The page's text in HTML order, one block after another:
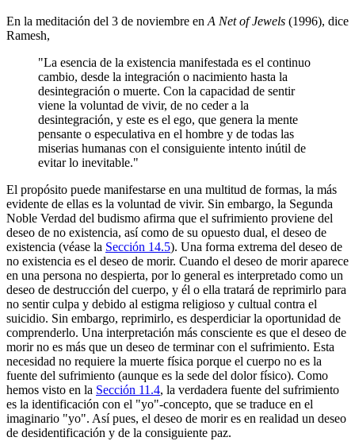
En la meditación del 3 de noviembre en A Net of Jewels (1996), dice
Ramesh,
"La esencia de la existencia manifestada es el continuo
cambio, desde la integración o nacimiento hasta la
desintegración o muerte. Con la capacidad de sentir
viene la voluntad de vivir, de no ceder a la
desintegración, y este es el ego, que genera la mente
pensante o especulativa en el hombre y de todas las
miserias humanas con el consiguiente intento inútil de
evitar lo inevitable."
El propósito puede manifestarse en una multitud de formas, la más
evidente de ellas es la voluntad de vivir. Sin embargo, la Segunda
Noble Verdad del budismo afirma que el sufrimiento proviene del
deseo de no existencia, así como de su opuesto dual, el deseo de
existencia (véase la Sección 14.5). Una forma extrema del deseo de
no existencia es el deseo de morir. Cuando el deseo de morir aparece
en una persona no despierta, por lo general es interpretado como un
deseo de destrucción del cuerpo, y él o ella tratará de reprimirlo para
no sentir culpa y debido al estigma religioso y cultual contra el
suicidio. Sin embargo, reprimirlo, es desperdiciar la oportunidad de
comprenderlo. Una interpretación más consciente es que el deseo de
morir no es más que un deseo de terminar con el sufrimiento. Esta
necesidad no requiere la muerte física porque el cuerpo no es la
fuente del sufrimiento (aunque es la sede del dolor físico). Como
hemos visto en la Sección 11.4, la verdadera fuente del sufrimiento
es la identificación con el "yo"-concepto, que se traduce en el
imaginario "yo". Así pues, el deseo de morir es en realidad un deseo
de desidentificación y de la consiguiente paz.